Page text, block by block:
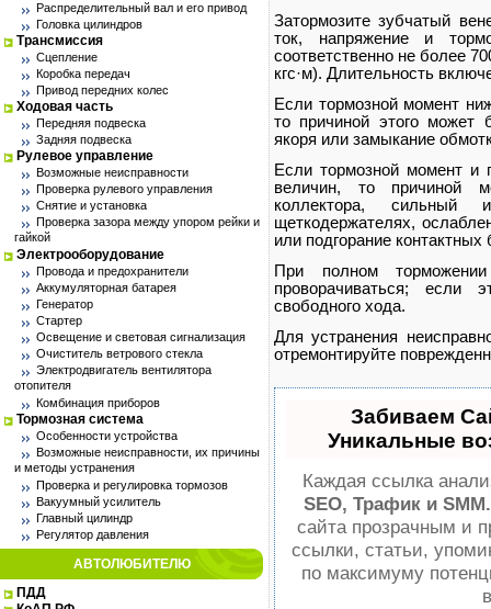
Распределительный вал и его привод
Головка цилиндров
Трансмиссия
Сцепление
Коробка передач
Привод передних колес
Ходовая часть
Передняя подвеска
Задняя подвеска
Рулевое управление
Возможные неисправности
Проверка рулевого управления
Снятие и установка
Проверка зазора между упором рейки и
гайкой
Электрооборудование
Провода и предохранители
Аккумуляторная батарея
Генератор
Стартер
Освещение и световая сигнализация
Очиститель ветрового стекла
Электродвигатель вентилятора
отопителя
Комбинация приборов
Тормозная система
Особенности устройства
Возможные неисправности, их причины
и методы устранения
Проверка и регулировка тормозов
Вакуумный усилитель
Главный цилиндр
Регулятор давления
АВТОЛЮБИТЕЛЮ
ПДД
Затормозите зубчатый
ток, напряжение и
соответственно не более
кгс·м). Длительность
Если тормозной момент
то причиной этого может
якоря или замыкание
Если тормозной момент и
величин, то причиной
коллектора,
щеткодержателях,
или подгорание контактных
При полном
проворачиваться; если
свободного хода.
Для устранения
отремонтируйте
Забиваем
Уникальные
Каждая ссылка
SEO, Трафик и SMM.
сайта прозрачным и
ссылки, статьи,
по максимуму